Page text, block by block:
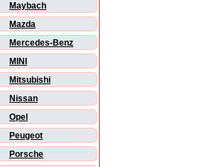
Maybach
Mazda
Mercedes-Benz
MINI
Mitsubishi
Nissan
Opel
Peugeot
Porsche